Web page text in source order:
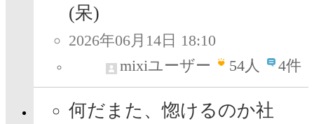
(呆)
2026年06月14日 18:10
mixiユーザー
54人 4件
何だまた、惚けるのか社